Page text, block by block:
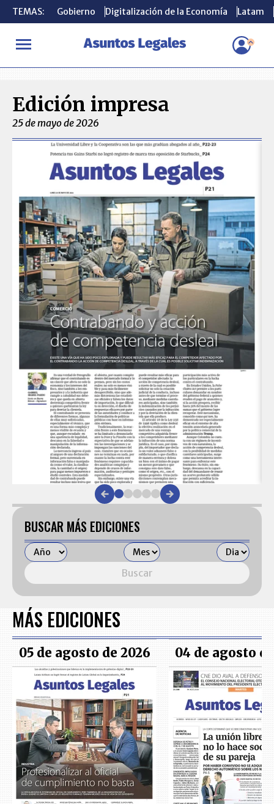
TEMAS: Gobierno Digitalización de la Economía Latam
INICIO Ediciones Impresas
TEMAS: Gobierno Digitalización de la Economía Latam
Edición impresa
25 de mayo de 2026
1
of
BUSCAR MÁS EDICIONES
Buscar
MÁS EDICIONES
05 de agosto de 2026 04 de agosto